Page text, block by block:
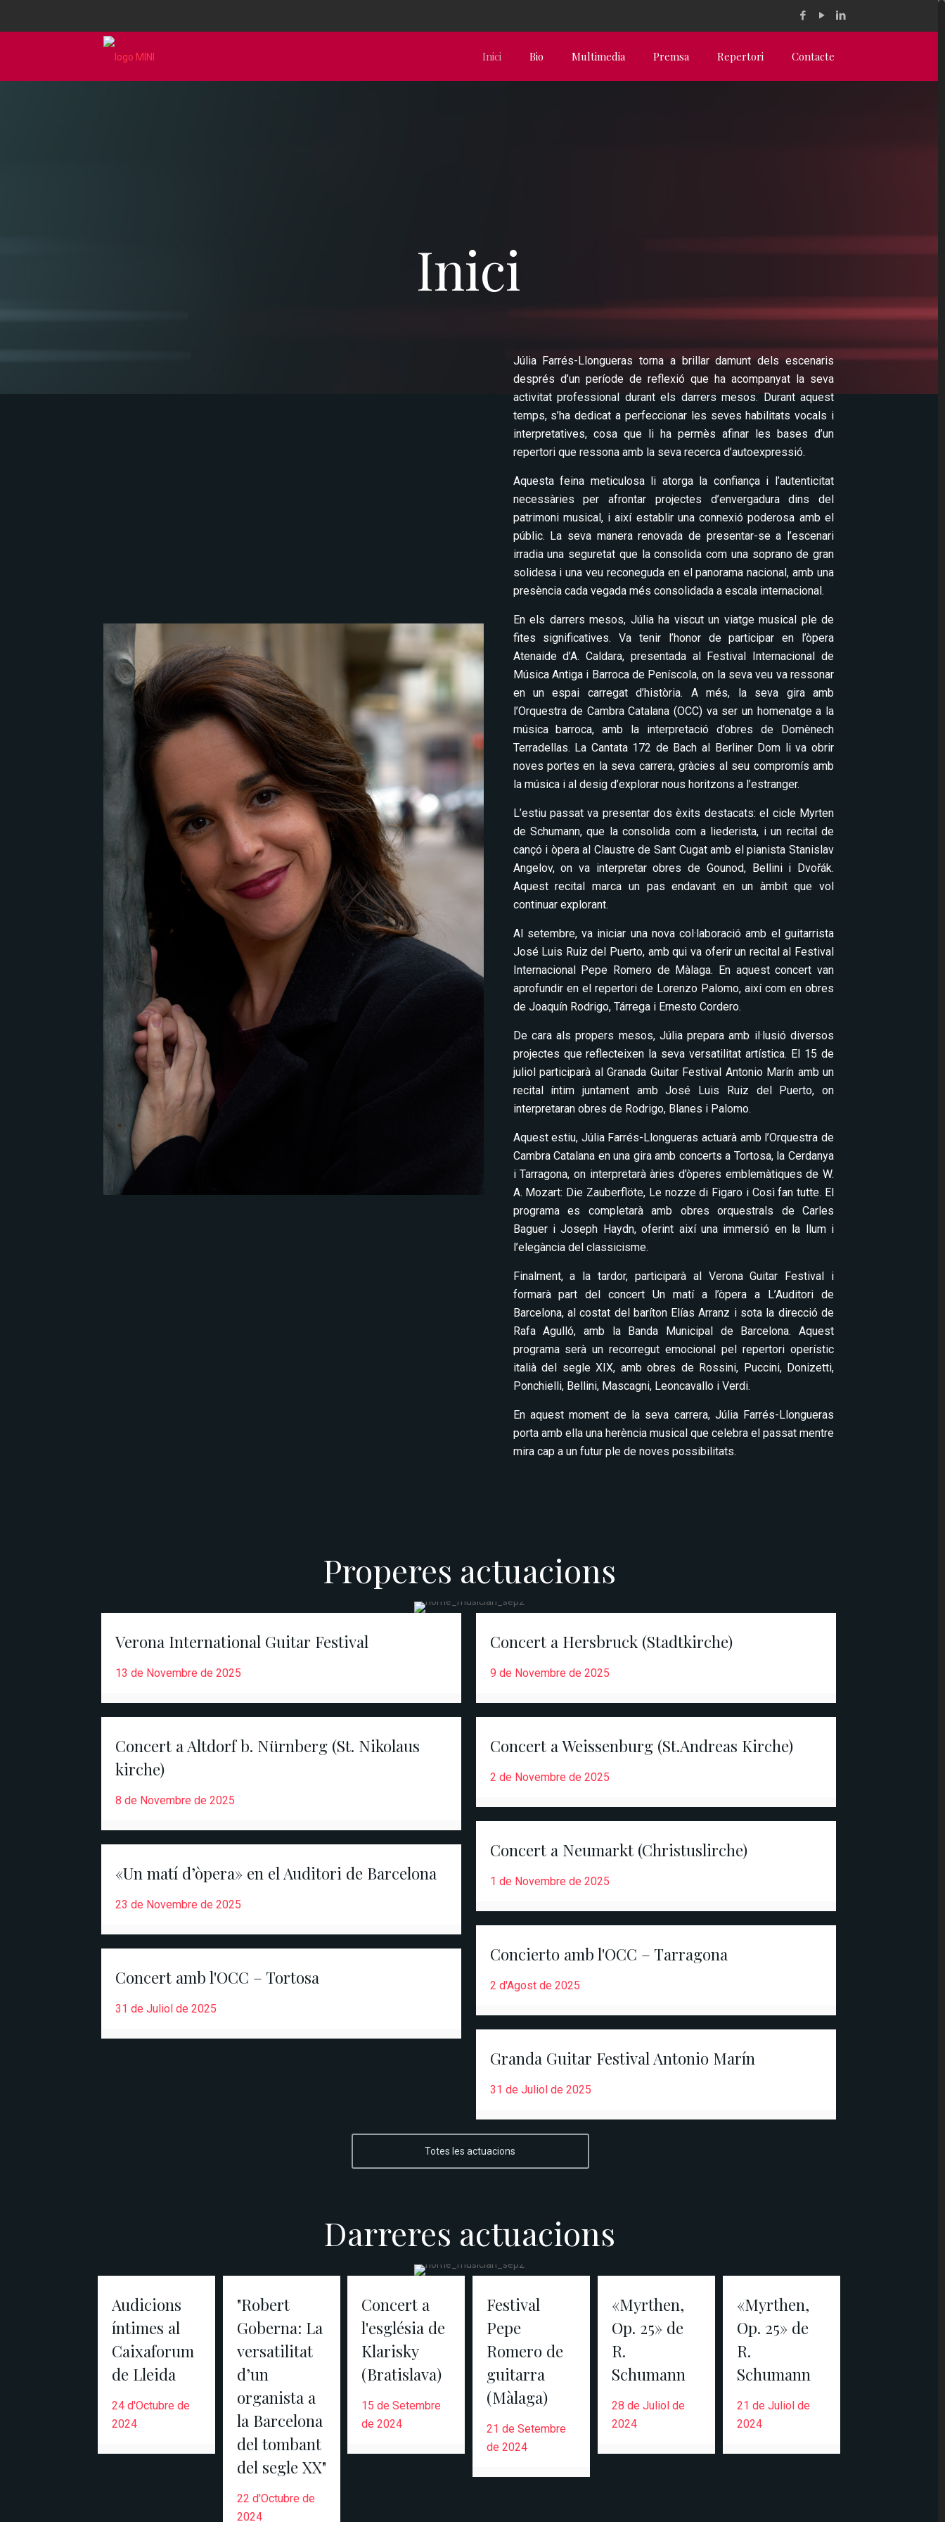
Inici Bio Multimedia Premsa Repertori Contacte
Inici
Júlia Farrés-Llongueras torna a brillar damunt dels escenaris
després d’un període de reflexió que ha acompanyat la seva
activitat professional durant els darrers mesos. Durant aquest
temps, s’ha dedicat a perfeccionar les seves habilitats vocals i
interpretatives, cosa que li ha permès afinar les bases d’un
repertori que ressona amb la seva recerca d’autoexpressió.
Aquesta feina meticulosa li atorga la confiança i l’autenticitat
necessàries per afrontar projectes d’envergadura dins del
patrimoni musical, i així establir una connexió poderosa amb el
públic. La seva manera renovada de presentar-se a l’escenari
irradia una seguretat que la consolida com una soprano de gran
solidesa i una veu reconeguda en el panorama nacional, amb una
presència cada vegada més consolidada a escala internacional.
En els darrers mesos, Júlia ha viscut un viatge musical ple de
fites significatives. Va tenir l’honor de participar en l’òpera
Atenaide d’A. Caldara, presentada al Festival Internacional de
Música Antiga i Barroca de Peníscola, on la seva veu va ressonar
en un espai carregat d’història. A més, la seva gira amb
l’Orquestra de Cambra Catalana (OCC) va ser un homenatge a la
música barroca, amb la interpretació d’obres de Domènech
Terradellas. La Cantata 172 de Bach al Berliner Dom li va obrir
noves portes en la seva carrera, gràcies al seu compromís amb
la música i al desig d’explorar nous horitzons a l’estranger.
L’estiu passat va presentar dos èxits destacats: el cicle Myrten
de Schumann, que la consolida com a liederista, i un recital de
cançó i òpera al Claustre de Sant Cugat amb el pianista Stanislav
Angelov, on va interpretar obres de Gounod, Bellini i Dvořák.
Aquest recital marca un pas endavant en un àmbit que vol
continuar explorant.
Al setembre, va iniciar una nova col·laboració amb el guitarrista
José Luis Ruiz del Puerto, amb qui va oferir un recital al Festival
Internacional Pepe Romero de Màlaga. En aquest concert van
aprofundir en el repertori de Lorenzo Palomo, així com en obres
de Joaquín Rodrigo, Tárrega i Ernesto Cordero.
De cara als propers mesos, Júlia prepara amb il·lusió diversos
projectes que reflecteixen la seva versatilitat artística. El 15 de
juliol participarà al Granada Guitar Festival Antonio Marín amb un
recital íntim juntament amb José Luis Ruiz del Puerto, on
interpretaran obres de Rodrigo, Blanes i Palomo.
Aquest estiu, Júlia Farrés-Llongueras actuarà amb l’Orquestra de
Cambra Catalana en una gira amb concerts a Tortosa, la Cerdanya
i Tarragona, on interpretarà àries d’òperes emblemàtiques de W.
A. Mozart: Die Zauberflöte, Le nozze di Figaro i Così fan tutte. El
programa es completarà amb obres orquestrals de Carles
Baguer i Joseph Haydn, oferint així una immersió en la llum i
l’elegància del classicisme.
Finalment, a la tardor, participarà al Verona Guitar Festival i
formarà part del concert Un matí a l’òpera a L’Auditori de
Barcelona, al costat del baríton Elías Arranz i sota la direcció de
Rafa Agulló, amb la Banda Municipal de Barcelona. Aquest
programa serà un recorregut emocional pel repertori operístic
italià del segle XIX, amb obres de Rossini, Puccini, Donizetti,
Ponchielli, Bellini, Mascagni, Leoncavallo i Verdi.
En aquest moment de la seva carrera, Júlia Farrés-Llongueras
porta amb ella una herència musical que celebra el passat mentre
mira cap a un futur ple de noves possibilitats.
Properes actuacions
Verona International Guitar Festival
13 de Novembre de 2025
Concert a Hersbruck (Stadtkirche)
9 de Novembre de 2025
Concert a Altdorf b. Nürnberg (St. Nikolaus
kirche)
8 de Novembre de 2025
Concert a Weissenburg (St.Andreas Kirche)
2 de Novembre de 2025
Concert a Neumarkt (Christuslirche)
1 de Novembre de 2025
«Un matí d’òpera» en el Auditori de Barcelona
23 de Novembre de 2025
Concierto amb l'OCC – Tarragona
2 d'Agost de 2025
Concert amb l'OCC – Tortosa
31 de Juliol de 2025
Granda Guitar Festival Antonio Marín
31 de Juliol de 2025
Totes les actuacions
Darreres actuacions
Audicions
íntimes al
Caixaforum
de Lleida
24 d'Octubre de
2024
"Robert
Goberna: La
versatilitat
d’un
organista a
la Barcelona
del tombant
del segle XX"
22 d'Octubre de
2024
Concert a
l'església de
Klarisky
(Bratislava)
15 de Setembre
de 2024
Festival
Pepe
Romero de
guitarra
(Màlaga)
21 de Setembre
de 2024
«Myrthen,
Op. 25» de
R.
Schumann
28 de Juliol de
2024
«Myrthen,
Op. 25» de
R.
Schumann
21 de Juliol de
2024